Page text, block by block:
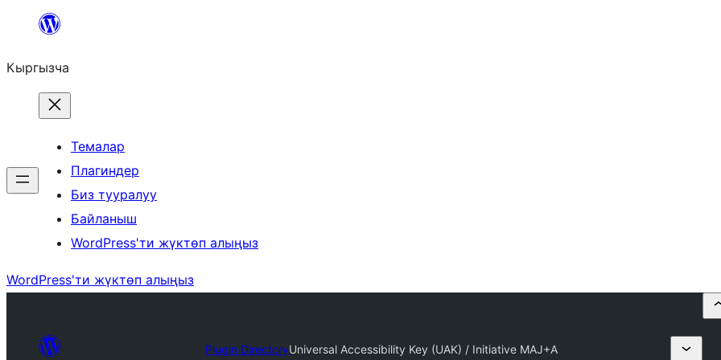
Мазмунга
Кыргызча
Темалар
Плагиндер
Биз тууралуу
Байланыш
WordPress'ти жүктөп алыңыз
WordPress'ти жүктөп алыңыз
Plugin DirectoryUniversal Accessibility Key (UAK) / Initiative MAJ+A